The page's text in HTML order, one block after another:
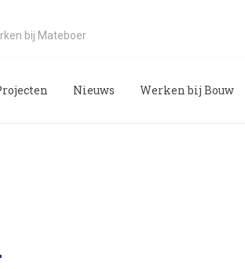
bij Mateboer
Nieuws Werken bij Bouw